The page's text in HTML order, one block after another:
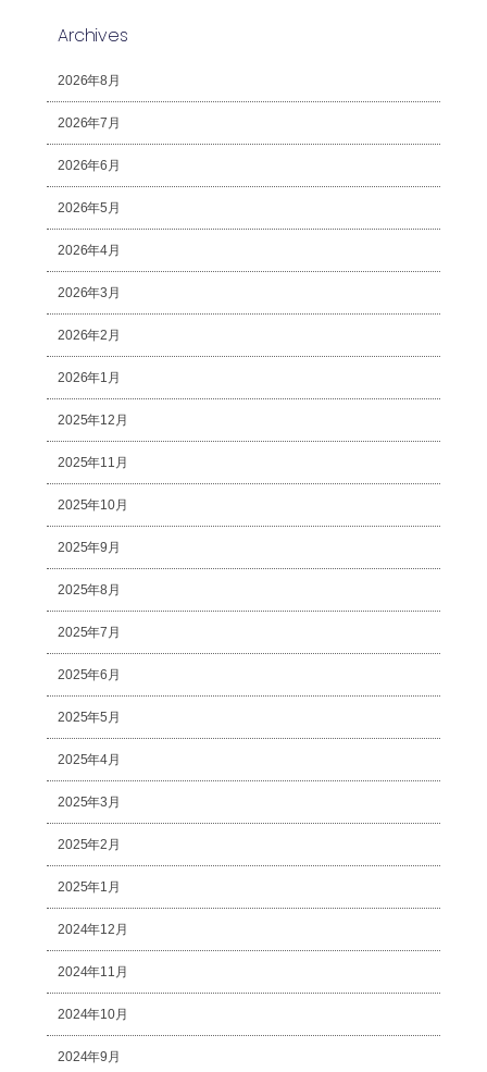
Archives
2026年8月
2026年7月
2026年6月
2026年5月
2026年4月
2026年3月
2026年2月
2026年1月
2025年12月
2025年11月
2025年10月
2025年9月
2025年8月
2025年7月
2025年6月
2025年5月
2025年4月
2025年3月
2025年2月
2025年1月
2024年12月
2024年11月
2024年10月
2024年9月